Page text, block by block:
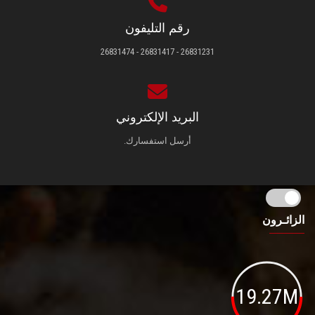
رقم التليفون
26831231 - 26831417 - 26831474
البريد الإلكتروني
أرسل استفسارك.
الزائـرون
19.27M